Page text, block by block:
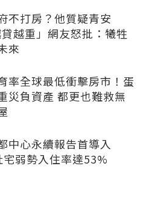
不打房？他質疑青安
越重」網友怒批：犧牲
來
率全球最低衝擊房市！蛋
災負資產 都更也難救無
中心永續報告首導入
宅弱勢入住率達53%